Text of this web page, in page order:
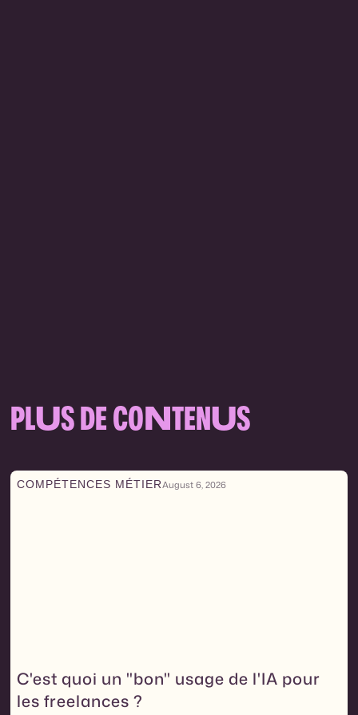
PLUS DE CONTENUS
COMPÉTENCES MÉTIERAugust 6, 2026
C'est quoi un "bon" usage de l'IA pour
les freelances ?